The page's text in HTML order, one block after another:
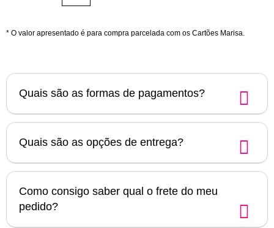
* O valor apresentado é para compra parcelada com os Cartões Marisa.
Quais são as formas de pagamentos?
Quais são as opções de entrega?
Como consigo saber qual o frete do meu
pedido?